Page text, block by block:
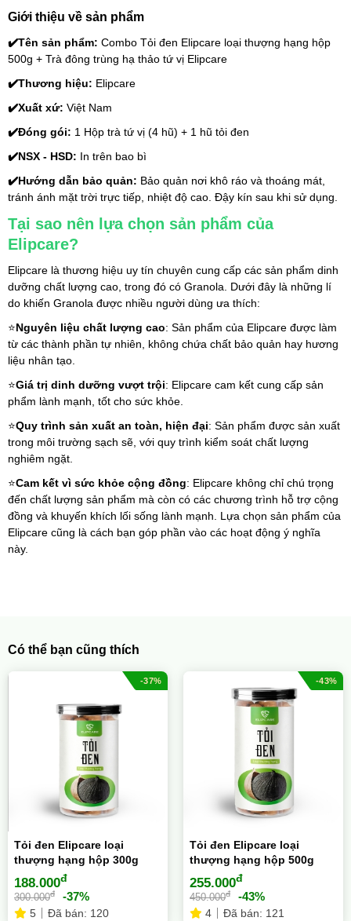
Giới thiệu về sản phẩm
✔️Tên sản phẩm: Combo Tỏi đen Elipcare loại thượng hạng hộp
500g + Trà đông trùng hạ thảo tứ vị Elipcare
✔️Thương hiệu: Elipcare
✔️Xuất xứ: Việt Nam
✔️Đóng gói: 1 Hộp trà tứ vị (4 hũ) + 1 hũ tỏi đen
✔️NSX - HSD: In trên bao bì
✔️Hướng dẫn bảo quản: Bảo quản nơi khô ráo và thoáng mát,
tránh ánh mặt trời trực tiếp, nhiệt độ cao. Đậy kín sau khi sử dụng.
Tại sao nên lựa chọn sản phẩm của
Elipcare?
Elipcare là thương hiệu uy tín chuyên cung cấp các sản phẩm dinh
dưỡng chất lượng cao, trong đó có Granola. Dưới đây là những lí
do khiến Granola được nhiều người dùng ưa thích:
⭐Nguyên liệu chất lượng cao: Sản phẩm của Elipcare được làm
từ các thành phần tự nhiên, không chứa chất bảo quản hay hương
liệu nhân tạo.
⭐Giá trị dinh dưỡng vượt trội: Elipcare cam kết cung cấp sản
phẩm lành mạnh, tốt cho sức khỏe.
⭐Quy trình sản xuất an toàn, hiện đại: Sản phẩm được sản xuất
trong môi trường sạch sẽ, với quy trình kiểm soát chất lượng
nghiêm ngặt.
⭐Cam kết vì sức khỏe cộng đồng: Elipcare không chỉ chú trọng
đến chất lượng sản phẩm mà còn có các chương trình hỗ trợ cộng
đồng và khuyến khích lối sống lành mạnh. Lựa chọn sản phẩm của
Elipcare cũng là cách bạn góp phần vào các hoạt động ý nghĩa
này.
Có thể bạn cũng thích
-37%
Tỏi đen Elipcare loại
thượng hạng hộp 300g
188.000đ
300.000đ -37%
5 Đã bán: 120
-43%
Tỏi đen Elipcare loại
thượng hạng hộp 500g
255.000đ
450.000đ -43%
4 Đã bán: 121